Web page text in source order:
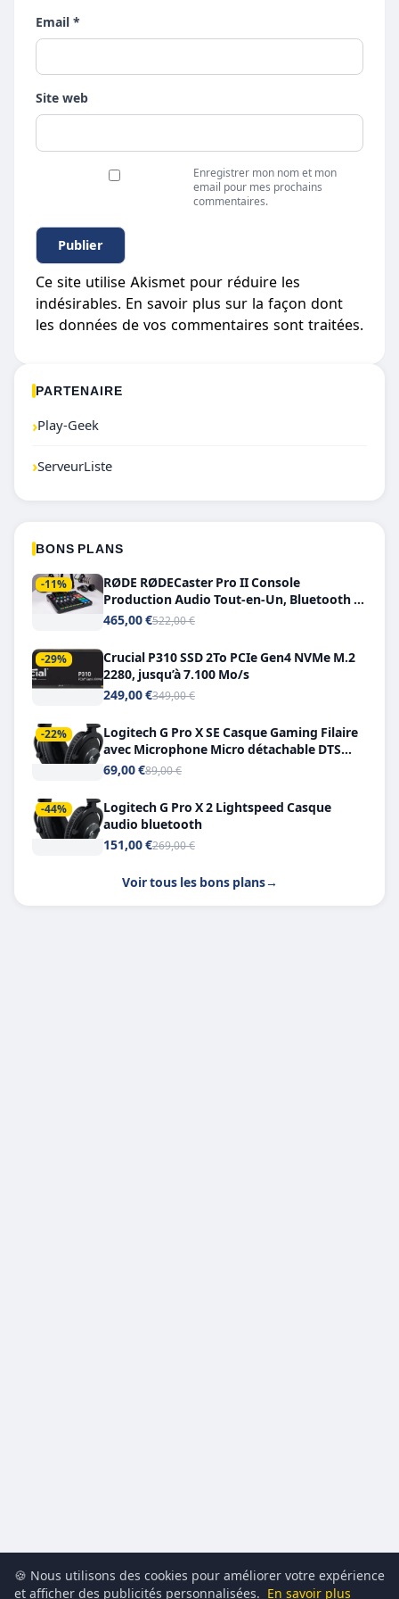
Email *
Site web
Enregistrer mon nom et mon
email pour mes prochains
commentaires.
Ce site utilise Akismet pour réduire les
indésirables. En savoir plus sur la façon dont
les données de vos commentaires sont traitées.
PARTENAIRE
›Play-Geek
›ServeurListe
BONS PLANS
-11%
RØDE RØDECaster Pro II Console
Production Audio Tout-en-Un, Bluetooth et
Double USB-C
465,00 €522,00 €
-29%
Crucial P310 SSD 2To PCIe Gen4 NVMe M.2
2280, jusqu’à 7.100 Mo/s
249,00 €349,00 €
-22%
Logitech G Pro X SE Casque Gaming Filaire
avec Microphone Micro détachable DTS
Headphone X 7.1
69,00 €89,00 €
-44%
Logitech G Pro X 2 Lightspeed Casque
audio bluetooth
151,00 €269,00 €
Voir tous les bons plans→
🍪 Nous utilisons des cookies pour améliorer votre expérience
et afficher des publicités personnalisées. En savoir plus